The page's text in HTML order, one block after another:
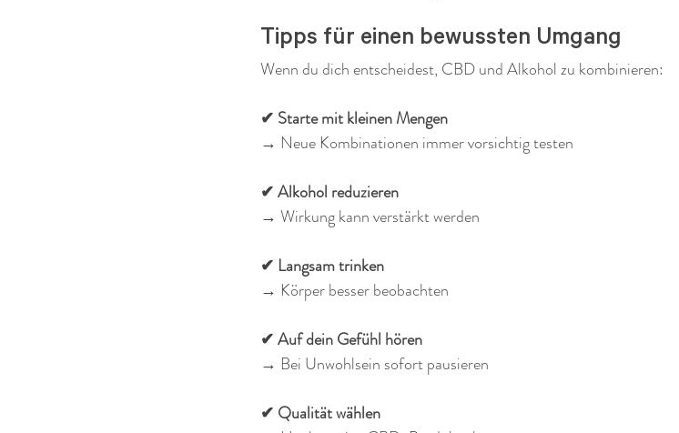
Tipps für einen bewussten Umgang
Wenn du dich entscheidest, CBD und Alkohol zu kombinieren:
✔ Starte mit kleinen Mengen
→ Neue Kombinationen immer vorsichtig testen
✔ Alkohol reduzieren
→ Wirkung kann verstärkt werden
✔ Langsam trinken
→ Körper besser beobachten
✔ Auf dein Gefühl hören
→ Bei Unwohlsein sofort pausieren
✔ Qualität wählen